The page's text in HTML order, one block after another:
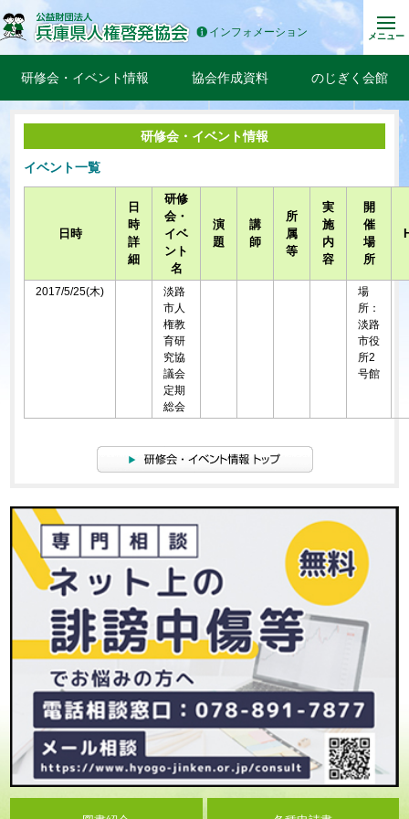
インフォメーション メニュー
研修会・イベント情報 協会作成資料 のじぎく会館
研修会・イベント情報
イベント一覧
日時
日
時
詳
細
研修
会・
イベ
ント
名
演
題
講
師
所
属
等
実
施
内
容
開
催
場
所
2017/5/25(木)
淡路
市人
権教
育研
究協
議会
定期
総会
場
所：
淡路
市役
所2
号館